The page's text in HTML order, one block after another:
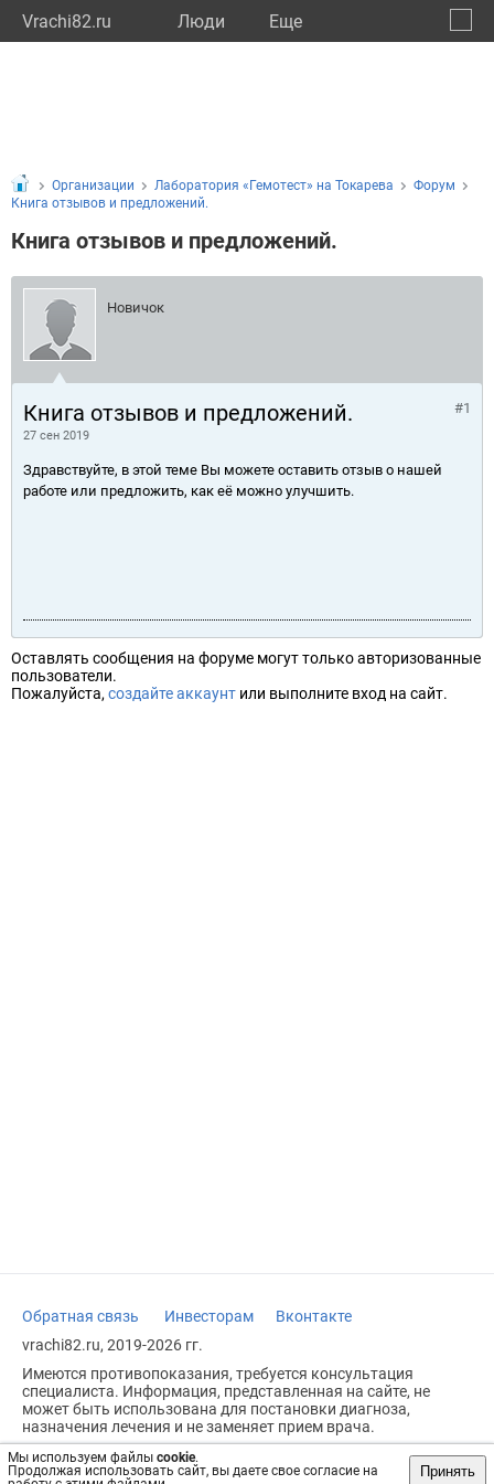
Vrachi82.ru Люди Eще
Мы используем файлы cookie.
Продолжая использовать сайт, вы даете свое согласие на
Принять
Организации Лаборатория «Гемотест» на Токарева
Форум
Книга отзывов и предложений.
Книга отзывов и предложений.
Новичок
Книга отзывов и предложений.
27 сен 2019
#1
Здравствуйте, в этой теме Вы можете оставить отзыв о нашей
работе или предложить, как её можно улучшить.
Оставлять сообщения на форуме могут только авторизованные
пользователи.
Пожалуйста, создайте аккаунт или выполните вход на сайт.
Обратная связь Инвесторам
Вконтакте
vrachi82.ru, 2019-2026 гг.
Имеются противопоказания, требуется консультация
специалиста. Информация, представленная на сайте, не
может быть использована для постановки диагноза,
назначения лечения и не заменяет прием врача.
Возрастное ограничение: 18+